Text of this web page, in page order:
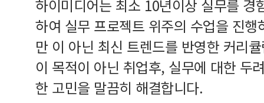
하이미디어는 최소 10년이상 실무를 경
하여 실무 프로젝트 위주의 수업을 진
만 이 아닌 최신 트렌드를 반영한 커리
이 목적이 아닌 취업후, 실무에 대한 두
한 고민을 말끔히 해결합니다.